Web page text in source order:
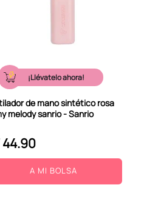
¡Llévatelo ahora!
de mano sintético rosa
melody sanrio - Sanrio
44.90
A MI BOLSA